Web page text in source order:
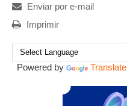
Enviar por e-mail
Imprimir
Powered by Translate